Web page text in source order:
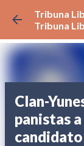
Tribuna
Tribuna
Clan-
panistas
candidato